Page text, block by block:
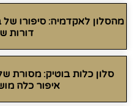
מהסלון לאקדמיה: סיפורו
דורות
איפור כלה